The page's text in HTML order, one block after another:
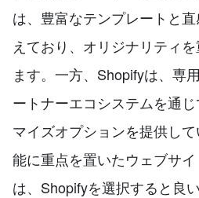
は、豊富なテンプレートと
えており、オリジナリティ
ます。一方、Shopifyは、専
ートナーエコシステムを通
マイズオプションを提供し
能に重点を置いたウェブサ
は、Shopifyを選択すると良い